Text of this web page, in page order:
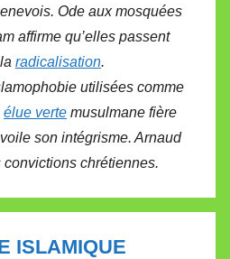
Ode aux mosquées
affirme qu’elles passent
radicalisation.
utilisées comme
élue verte musulmane fière
son intégrisme. Arnaud
convictions chrétiennes.
ISLAMIQUE